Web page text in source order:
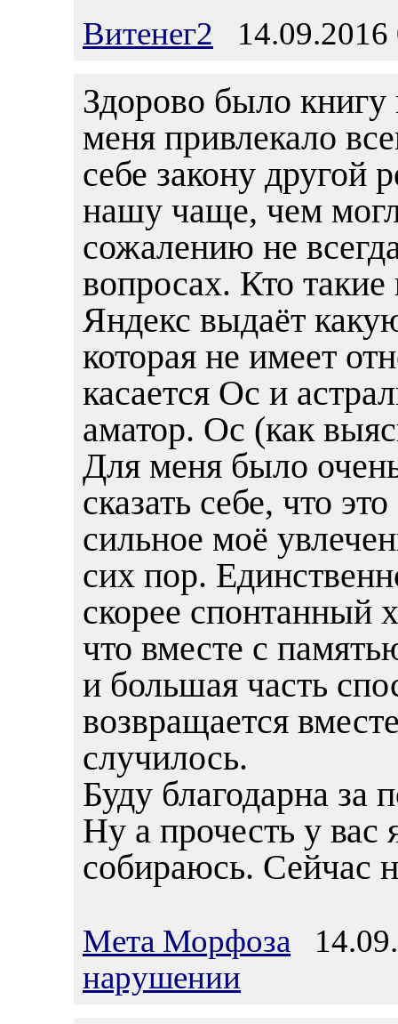
Витенег2 14.09.2016
Здорово было
меня привлекало
себе закону другой
нашу чаще, чем
сожалению не
вопросах. Кто
Яндекс выдаёт
которая не имеет
касается Ос и
аматор. Ос (как
Для меня было
сказать себе, что
сильное моё
сих пор.
скорее спонтанный
что вместе с
и большая часть
возвращается
случилось.
Буду благодарна
Ну а прочесть у
собираюсь. Сейчас
Мета Морфоза
нарушении